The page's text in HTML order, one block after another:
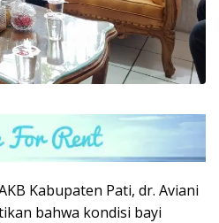
Kabupaten Pati, dr. Aviani
bahwa kondisi bayi